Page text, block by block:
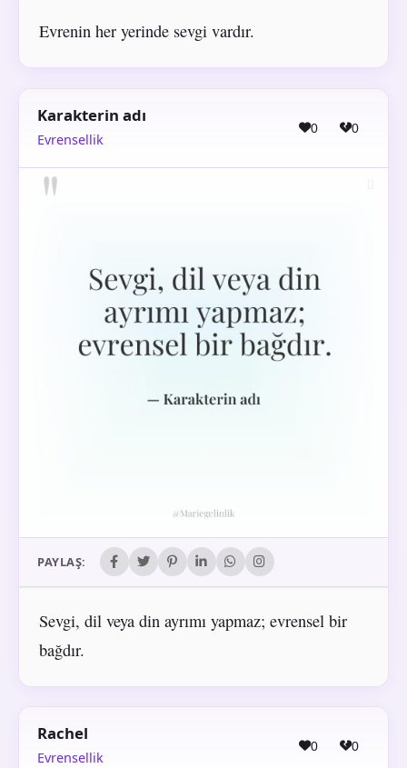
Evrenin her yerinde sevgi vardır.
Karakterin adı
Evrensellik
0 0
PAYLAŞ:
Sevgi, dil veya din ayrımı yapmaz; evrensel bir
bağdır.
Rachel
Evrensellik
0 0